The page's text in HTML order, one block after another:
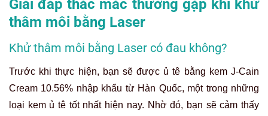
Giải đáp thắc mắc thường gặp khi khử
thâm môi bằng Laser
Khử thâm môi bằng Laser có đau không?
Trước khi thực hiện, bạn sẽ được ủ tê bằng kem J-Cain
Cream 10.56% nhập khẩu từ Hàn Quốc, một trong những
loại kem ủ tê tốt nhất hiện nay. Nhờ đó, bạn sẽ cảm thấy